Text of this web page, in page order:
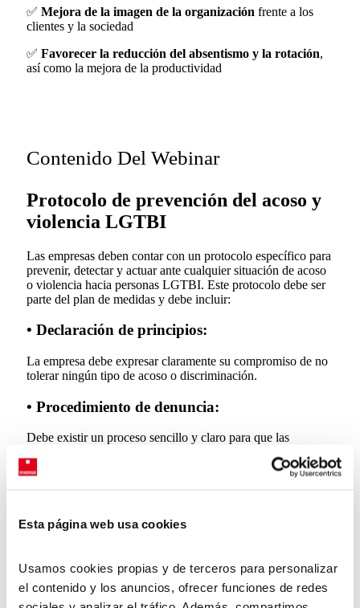
Esta página web usa cookies
Usamos cookies propias y de terceros para personalizar
el contenido y los anuncios, ofrecer funciones de redes
✅ Mejora de la imagen de la organización frente a los
clientes y la sociedad
✅ Favorecer la reducción del absentismo y la rotación,
así como la mejora de la productividad
Contenido Del Webinar
Protocolo de prevención del acoso y
violencia LGTBI
Las empresas deben contar con un protocolo específico para
prevenir, detectar y actuar ante cualquier situación de acoso
o violencia hacia personas LGTBI. Este protocolo debe ser
parte del plan de medidas y debe incluir:
• Declaración de principios:
La empresa debe expresar claramente su compromiso de no
tolerar ningún tipo de acoso o discriminación.
• Procedimiento de denuncia:
Debe existir un proceso sencillo y claro para que las
han sido acosadas, asegurando su bienestar y seguridad